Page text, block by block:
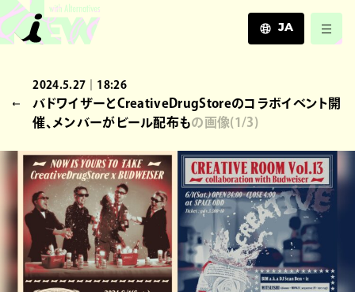
JA
ZH
2024.5.27｜18:26
バドワイザーとCreativeDrugStoreのコラボイベント開
催、メンバーがビール配布もの画像(1 /3)